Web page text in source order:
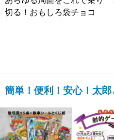
切る！おもしろ袋チョコ
簡単！便利！安心！太